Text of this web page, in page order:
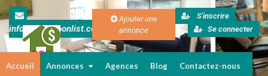
info@cameroonlist.com
Ajouter une
annonce
S'inscrire
Se connecter
Accueil Annonces Agences Blog Contactez-nous